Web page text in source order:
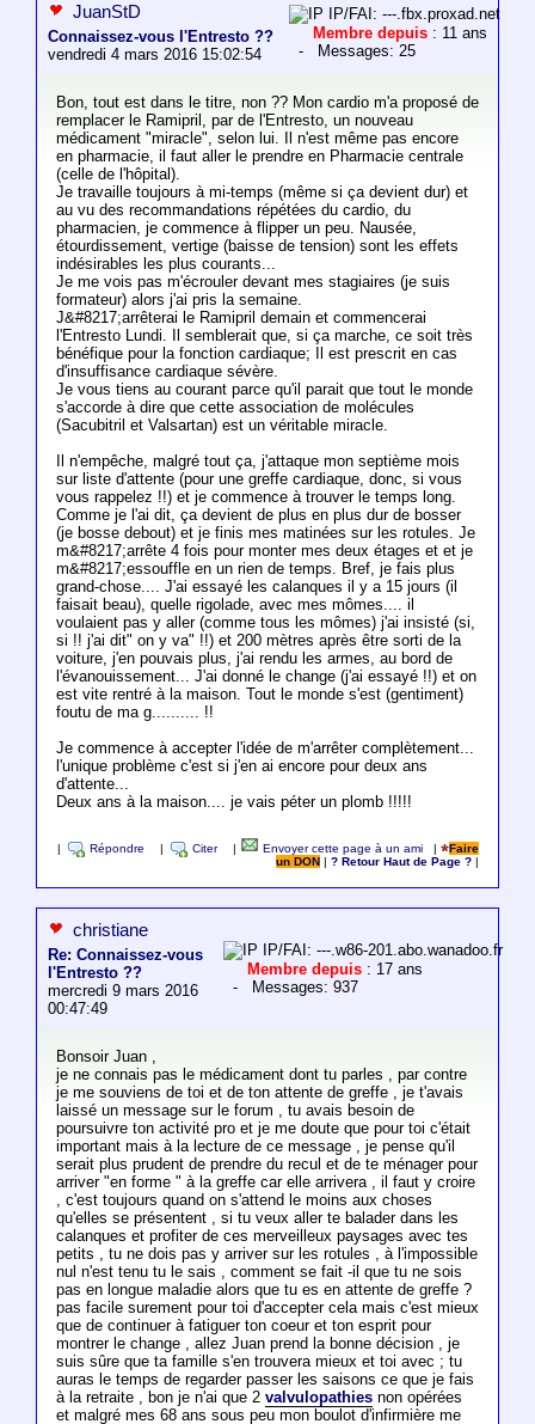
JuanStD
Connaissez-vous l'Entresto ??
vendredi 4 mars 2016 15:02:54
IP/FAI: ---.fbx.proxad.net
Membre depuis : 11 ans
- Messages: 25
Bon, tout est dans le titre, non ?? Mon cardio m'a proposé de
remplacer le Ramipril, par de l'Entresto, un nouveau
médicament "miracle", selon lui. Il n'est même pas encore
en pharmacie, il faut aller le prendre en Pharmacie centrale
(celle de l'hôpital).
Je travaille toujours à mi-temps (même si ça devient dur) et
au vu des recommandations répétées du cardio, du
pharmacien, je commence à flipper un peu. Nausée,
étourdissement, vertige (baisse de tension) sont les effets
indésirables les plus courants...
Je me vois pas m'écrouler devant mes stagiaires (je suis
formateur) alors j'ai pris la semaine.
J&#8217;arrêterai le Ramipril demain et commencerai
l'Entresto Lundi. Il semblerait que, si ça marche, ce soit très
bénéfique pour la fonction cardiaque; Il est prescrit en cas
d'insuffisance cardiaque sévère.
Je vous tiens au courant parce qu'il parait que tout le monde
s'accorde à dire que cette association de molécules
(Sacubitril et Valsartan) est un véritable miracle.
Il n'empêche, malgré tout ça, j'attaque mon septième mois
sur liste d'attente (pour une greffe cardiaque, donc, si vous
vous rappelez !!) et je commence à trouver le temps long.
Comme je l'ai dit, ça devient de plus en plus dur de bosser
(je bosse debout) et je finis mes matinées sur les rotules. Je
m&#8217;arrête 4 fois pour monter mes deux étages et et je
m&#8217;essouffle en un rien de temps. Bref, je fais plus
grand-chose.... J'ai essayé les calanques il y a 15 jours (il
faisait beau), quelle rigolade, avec mes mômes.... il
voulaient pas y aller (comme tous les mômes) j'ai insisté (si,
si !! j'ai dit" on y va" !!) et 200 mètres après être sorti de la
voiture, j'en pouvais plus, j'ai rendu les armes, au bord de
l'évanouissement... J'ai donné le change (j'ai essayé !!) et on
est vite rentré à la maison. Tout le monde s'est (gentiment)
foutu de ma g.......... !!
Je commence à accepter l'idée de m'arrêter complètement...
l'unique problème c'est si j'en ai encore pour deux ans
d'attente...
Deux ans à la maison.... je vais péter un plomb !!!!!
Répondre Citer Envoyer cette page à un ami |
Faire
un DON
|? Retour Haut de Page ?
christiane
Re: Connaissez-vous
l'Entresto ??
mercredi 9 mars 2016
00:47:49
IP/FAI: ---.w86-201.abo.wanadoo.fr
Membre depuis : 17 ans
- Messages: 937
Bonsoir Juan ,
je ne connais pas le médicament dont tu parles , par contre
je me souviens de toi et de ton attente de greffe , je t'avais
laissé un message sur le forum , tu avais besoin de
poursuivre ton activité pro et je me doute que pour toi c'était
important mais à la lecture de ce message , je pense qu'il
serait plus prudent de prendre du recul et de te ménager pour
arriver "en forme " à la greffe car elle arrivera , il faut y croire
, c'est toujours quand on s'attend le moins aux choses
qu'elles se présentent , si tu veux aller te balader dans les
calanques et profiter de ces merveilleux paysages avec tes
petits , tu ne dois pas y arriver sur les rotules , à l'impossible
nul n'est tenu tu le sais , comment se fait -il que tu ne sois
pas en longue maladie alors que tu es en attente de greffe ?
pas facile surement pour toi d'accepter cela mais c'est mieux
que de continuer à fatiguer ton coeur et ton esprit pour
montrer le change , allez Juan prend la bonne décision , je
suis sûre que ta famille s'en trouvera mieux et toi avec ; tu
auras le temps de regarder passer les saisons ce que je fais
à la retraite , bon je n'ai que 2 valvulopathiesnon opérées
et malgré mes 68 ans sous peu mon boulot d'infirmière me